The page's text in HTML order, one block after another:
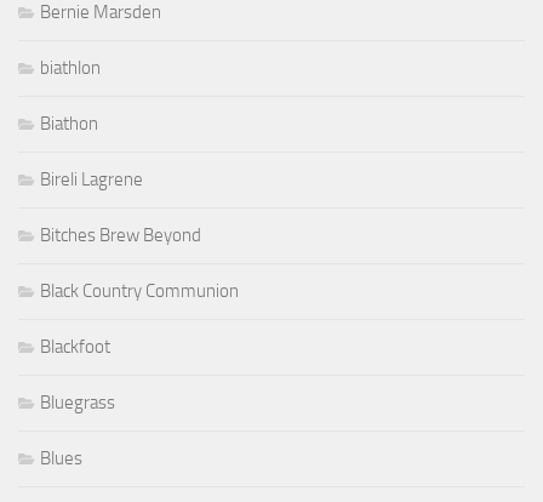
Bernie Marsden
biathlon
Biathon
Bireli Lagrene
Bitches Brew Beyond
Black Country Communion
Blackfoot
Bluegrass
Blues